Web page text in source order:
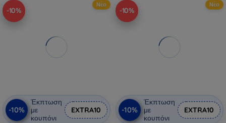
-10%
Νέο
-10%
Έκπτωση
με
κουπόνι
EXTRA10
-10%
Νέο
-10%
Έκπτωση
με
κουπόνι
EXTRA10